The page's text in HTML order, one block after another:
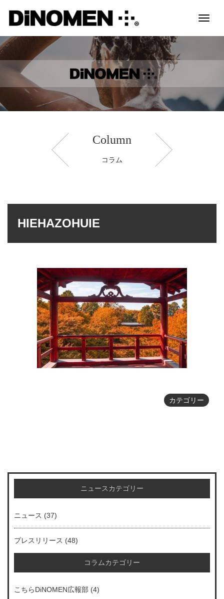
Toggle
Column
コラム
HIEHAZOHUIE
カテゴリー
ニュースカテゴリー
ニュース (37)
プレスリリース (48)
コラムカテゴリー
こちらDiNOMEN広報部 (4)